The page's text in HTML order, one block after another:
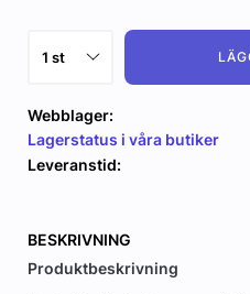
Webblager:
Lagerstatus i våra butiker
Leveranstid:
BESKRIVNING
Produktbeskrivning